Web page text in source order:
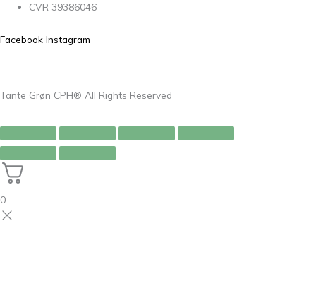
CVR 39386046
Facebook Instagram
Tante Grøn CPH® All Rights Reserved
0